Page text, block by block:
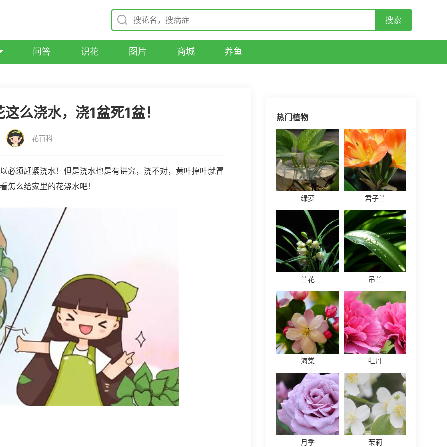
问答 识花 图片 商城 养鱼
么浇水，浇1盆死1盆！
花百科
必须赶紧浇水！但是浇水也是有讲究，浇不对，黄叶掉叶就冒
怎么给家里的花浇水吧！
热门植物
绿萝 君子兰
兰花 吊兰
海棠 牡丹
月季 茉莉